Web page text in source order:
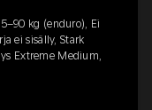
kg (enduro), Ei
ei sisälly, Stark
Extreme Medium,